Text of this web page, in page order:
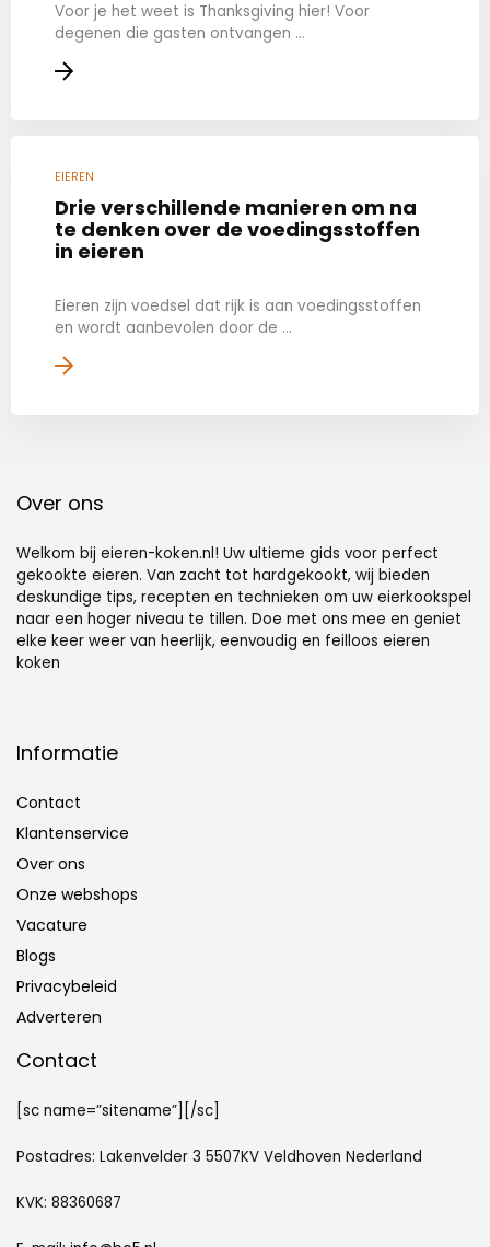
Voor je het weet is Thanksgiving hier! Voor
degenen die gasten ontvangen ...
EIEREN
Drie verschillende manieren om na
te denken over de voedingsstoffen
in eieren
Eieren zijn voedsel dat rijk is aan voedingsstoffen
en wordt aanbevolen door de ...
Over ons
Welkom bij eieren-koken.nl! Uw ultieme gids voor perfect
gekookte eieren. Van zacht tot hardgekookt, wij bieden
deskundige tips, recepten en technieken om uw eierkookspel
naar een hoger niveau te tillen. Doe met ons mee en geniet
elke keer weer van heerlijk, eenvoudig en feilloos eieren
koken
Informatie
Contact
Klantenservice
Over ons
Onze webshops
Vacature
Blogs
Privacybeleid
Adverteren
Contact
[sc name=”sitename”][/sc]
Postadres: Lakenvelder 3 5507KV Veldhoven Nederland
KVK: 88360687